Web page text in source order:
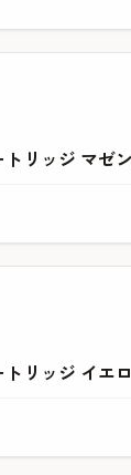
リッジ マゼ
リッジ イエ